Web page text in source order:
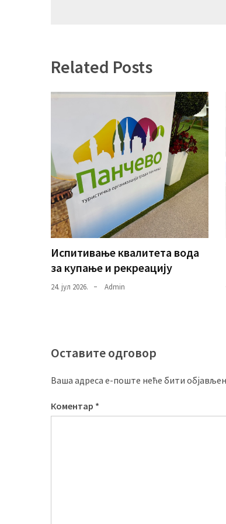
Related Posts
Испитивање квалитета вода
за купање и рекреацију
24. јул 2026. Admin
Оставите одговор
Ваша адреса е-поште неће бити
Коментар *